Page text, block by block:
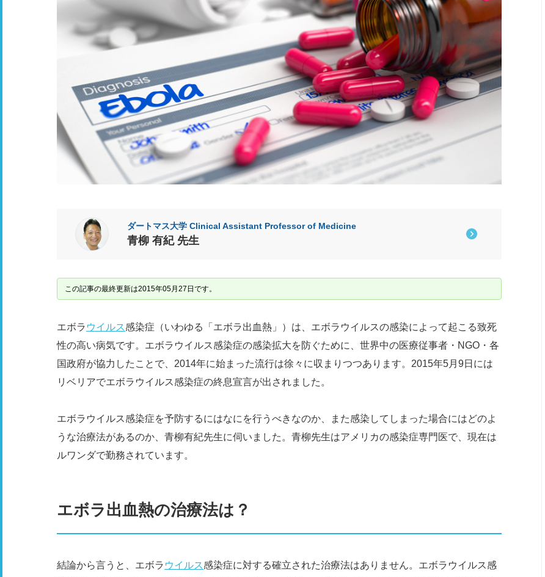
ダートマス大学 Clinical Assistant Professor of Medicine
青柳 有紀 先生
この記事の最終更新は2015年05月27日です。
エボラ ウイルス感染症（いわゆる「エボラ出血熱」）は、エボラウイルスの感染によって起こる致死
性の高い病気です。エボラウイルス感染症の感染拡大を防ぐために、世界中の医療従事者・NGO・各
国政府が協力したことで、2014年に始まった流行は徐々に収まりつつあります。2015年5月9日には
リベリアでエボラウイルス感染症の終息宣言が出されました。
エボラウイルス感染症を予防するにはなにを行うべきなのか、また感染してしまった場合にはどのよ
うな治療法があるのか、青柳有紀先生に伺いました。青柳先生はアメリカの感染症専門医で、現在は
ルワンダで勤務されています。
エボラ出血熱の治療法は？
結論から言うと、エボラ ウイルス感染症に対する確立された治療法はありません。エボラウイルス感